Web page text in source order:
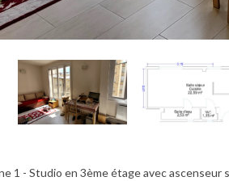
1 - Studio en 3ème étage avec